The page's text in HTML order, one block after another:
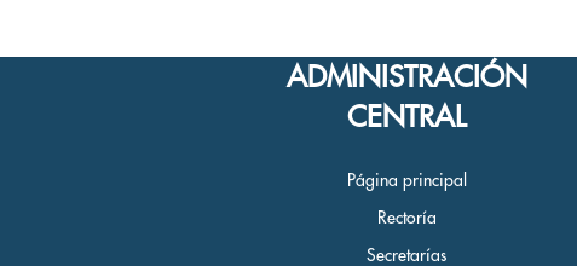
ADMINISTRACIÓN
CENTRAL
Página principal
Rectoría
Secretarías